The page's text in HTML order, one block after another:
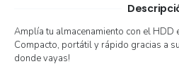
Amplía tu almacenamiento con el HDD
Compacto, portátil y rápido gracias a
donde vayas!